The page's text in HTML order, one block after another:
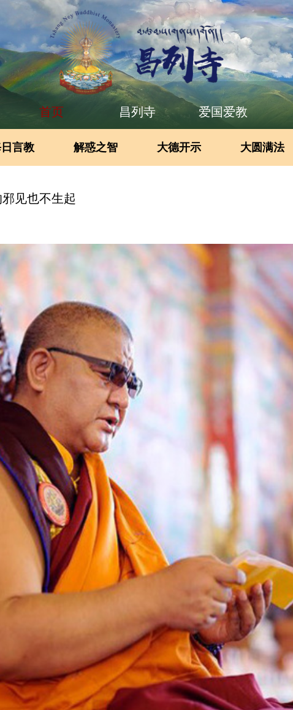
首页 昌列寺 爱国爱教
言教 解惑之智 大德开示 大圆满法
见也不生起